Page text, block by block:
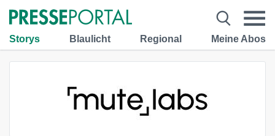
Storys Blaulicht Regional Meine Abos